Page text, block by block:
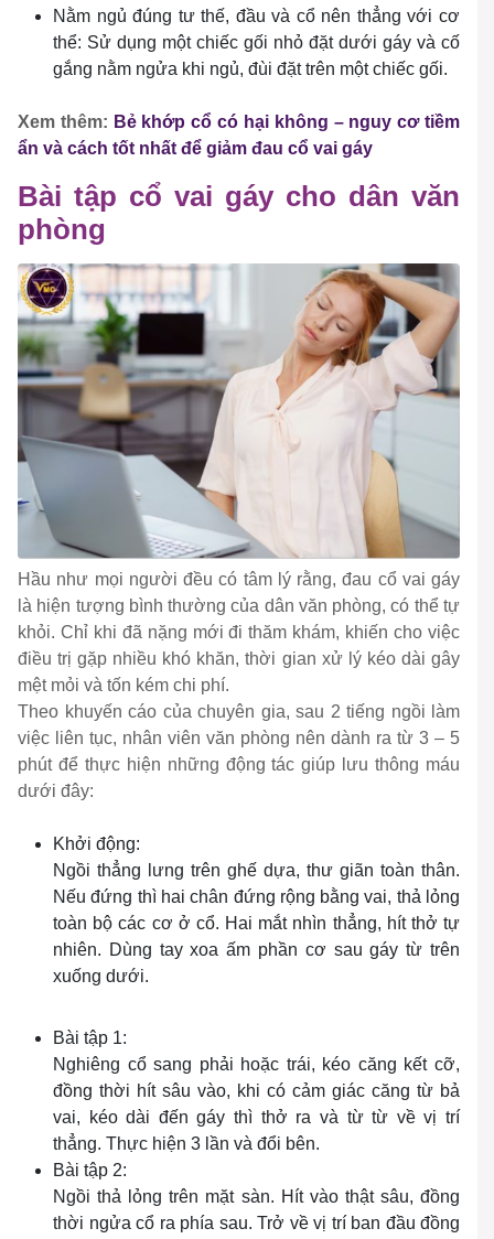
Nằm ngủ đúng tư thế, đầu và cổ nên thẳng với cơ
thể: Sử dụng một chiếc gối nhỏ đặt dưới gáy và cố
gắng nằm ngửa khi ngủ, đùi đặt trên một chiếc gối.
Xem thêm: Bẻ khớp cổ có hại không – nguy cơ tiềm
ẩn và cách tốt nhất để giảm đau cổ vai gáy
Bài tập cổ vai gáy cho dân văn
phòng
Hầu như mọi người đều có tâm lý rằng, đau cổ vai gáy
là hiện tượng bình thường của dân văn phòng, có thể tự
khỏi. Chỉ khi đã nặng mới đi thăm khám, khiến cho việc
điều trị gặp nhiều khó khăn, thời gian xử lý kéo dài gây
mệt mỏi và tốn kém chi phí.
Theo khuyến cáo của chuyên gia, sau 2 tiếng ngồi làm
việc liên tục, nhân viên văn phòng nên dành ra từ 3 – 5
phút để thực hiện những động tác giúp lưu thông máu
dưới đây:
Khởi động:
Ngồi thẳng lưng trên ghế dựa, thư giãn toàn thân.
Nếu đứng thì hai chân đứng rộng bằng vai, thả lỏng
toàn bộ các cơ ở cổ. Hai mắt nhìn thẳng, hít thở tự
nhiên. Dùng tay xoa ấm phần cơ sau gáy từ trên
xuống dưới.
Bài tập 1:
Nghiêng cổ sang phải hoặc trái, kéo căng kết cỡ,
đồng thời hít sâu vào, khi có cảm giác căng từ bả
vai, kéo dài đến gáy thì thở ra và từ từ về vị trí
thẳng. Thực hiện 3 lần và đổi bên.
Bài tập 2:
Ngồi thả lỏng trên mặt sàn. Hít vào thật sâu, đồng
thời ngửa cổ ra phía sau. Trở về vị trí ban đầu đồng